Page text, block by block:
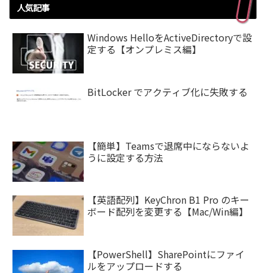
人気記事
Windows HelloをActiveDirectoryで設
定する【オンプレミス編】
BitLocker でアクティブ化に失敗する
【簡単】Teamsで退席中にならないよ
うに設定する方法
【英語配列】KeyChron B1 Pro のキー
ボード配列を変更する【Mac/Win編】
【PowerShell】SharePointにファイ
ルをアップロードする